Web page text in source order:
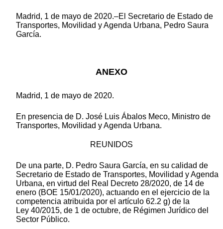
Madrid, 1 de mayo de 2020.–El Secretario de Estado de
Transportes, Movilidad y Agenda Urbana, Pedro Saura
García.
ANEXO
Madrid, 1 de mayo de 2020.
En presencia de D. José Luis Ábalos Meco, Ministro de
Transportes, Movilidad y Agenda Urbana.
REUNIDOS
De una parte, D. Pedro Saura García, en su calidad de
Secretario de Estado de Transportes, Movilidad y Agenda
Urbana, en virtud del Real Decreto 28/2020, de 14 de
enero (BOE 15/01/2020), actuando en el ejercicio de la
competencia atribuida por el artículo 62.2 g) de la
Ley 40/2015, de 1 de octubre, de Régimen Jurídico del
Sector Público.